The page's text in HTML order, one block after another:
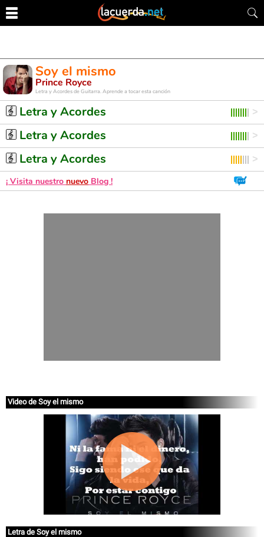
Soy el mismo
Prince Royce
Letra y Acordes de Guitarra. Aprende a tocar esta canción
Letra y Acordes
Letra y Acordes
Letra y Acordes
¡ Visita nuestro nuevo Blog !
Video de Soy el mismo
Letra de Soy el mismo